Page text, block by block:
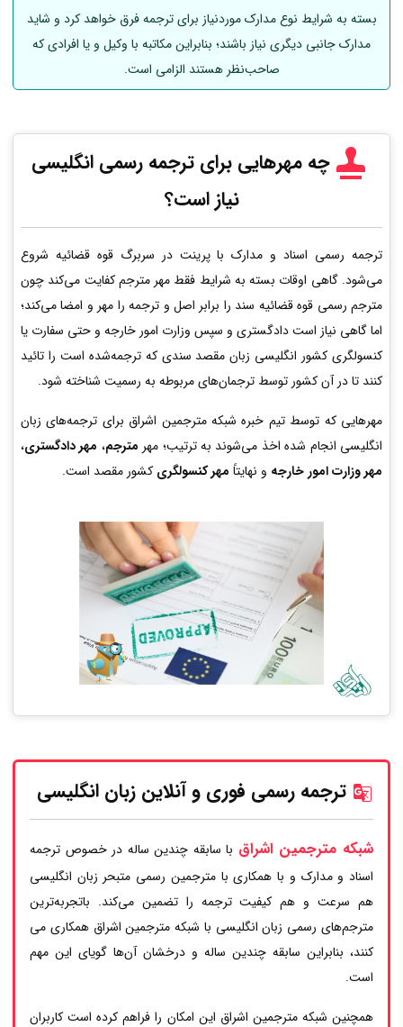
بسته به شرایط نوع مدارک موردنیاز برای ترجمه فرق خواهد کرد و شاید
مدارک جانبی دیگری نیاز باشند؛ بنابراین مکاتبه با وکیل و یا افرادی که
صاحب‌نظر هستند الزامی است.
چه مهرهایی برای ترجمه رسمی انگلیسی
نیاز است؟
ترجمه رسمی اسناد و مدارک با پرینت در سربرگ قوه قضائیه شروع
می‌شود. گاهی اوقات بسته به شرایط فقط مهر مترجم کفایت می‌کند چون
مترجم رسمی قوه قضائیه سند را برابر اصل و ترجمه را مهر و امضا می‌کند؛
اما گاهی نیاز است دادگستری و سپس وزارت امور خارجه و حتی سفارت یا
کنسولگری کشور انگلیسی زبان مقصد سندی که ترجمه‌شده است را تائید
کنند تا در آن کشور توسط ترجمان‌های مربوطه به رسمیت شناخته شود.
مهرهایی که توسط تیم خبره شبکه مترجمین اشراق برای ترجمه‌های زبان
انگلیسی انجام شده اخذ می‌شوند به ترتیب؛ مهر مترجم، مهر دادگستری،
مهر وزارت امور خارجه و نهایتاً مهر کنسولگری کشور مقصد است.
ترجمه رسمی فوری و آنلاین زبان انگلیسی
شبکه مترجمین اشراق با سابقه چندین ساله در خصوص ترجمه
اسناد و مدارک و با همکاری با مترجمین رسمی متبحر زبان انگلیسی
هم سرعت و هم کیفیت ترجمه را تضمین می‌کند. باتجربه‌ترین
مترجم‌های رسمی زبان انگلیسی با شبکه مترجمین اشراق همکاری می
کنند، بنابراین سابقه چندین ساله و درخشان آن‌ها گویای این مهم
است.
همچنین شبکه مترجمین اشراق این امکان را فراهم کرده است کاربران